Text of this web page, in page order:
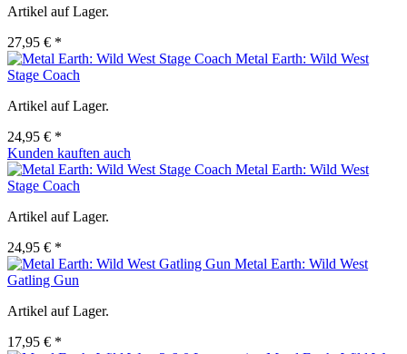
Artikel auf Lager.
27,95 € *
Metal Earth: Wild West
Stage Coach
Artikel auf Lager.
24,95 € *
Kunden kauften auch
Metal Earth: Wild West
Stage Coach
Artikel auf Lager.
24,95 € *
Metal Earth: Wild West
Gatling Gun
Artikel auf Lager.
17,95 € *